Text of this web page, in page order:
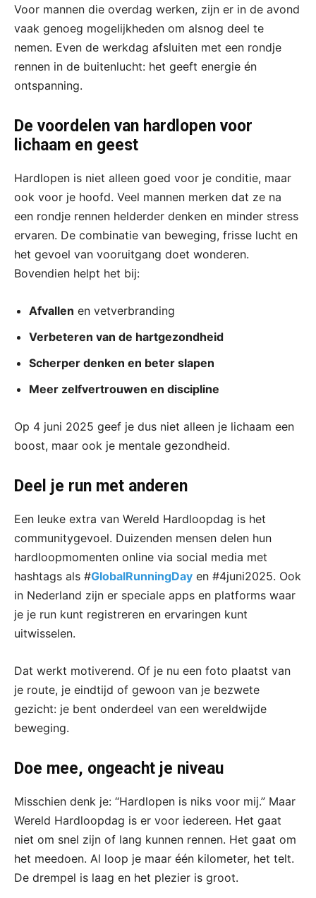
Voor mannen die overdag werken, zijn er in de avond
vaak genoeg mogelijkheden om alsnog deel te
nemen. Even de werkdag afsluiten met een rondje
rennen in de buitenlucht: het geeft energie én
ontspanning.
De voordelen van hardlopen voor
lichaam en geest
Hardlopen is niet alleen goed voor je conditie, maar
ook voor je hoofd. Veel mannen merken dat ze na
een rondje rennen helderder denken en minder stress
ervaren. De combinatie van beweging, frisse lucht en
het gevoel van vooruitgang doet wonderen.
Bovendien helpt het bij:
Afvallen en vetverbranding
Verbeteren van de hartgezondheid
Scherper denken en beter slapen
Meer zelfvertrouwen en discipline
Op 4 juni 2025 geef je dus niet alleen je lichaam een
boost, maar ook je mentale gezondheid.
Deel je run met anderen
Een leuke extra van Wereld Hardloopdag is het
communitygevoel. Duizenden mensen delen hun
hardloopmomenten online via social media met
hashtags als #GlobalRunningDay en #4juni2025. Ook
in Nederland zijn er speciale apps en platforms waar
je je run kunt registreren en ervaringen kunt
uitwisselen.
Dat werkt motiverend. Of je nu een foto plaatst van
je route, je eindtijd of gewoon van je bezwete
gezicht: je bent onderdeel van een wereldwijde
beweging.
Doe mee, ongeacht je niveau
Misschien denk je: “Hardlopen is niks voor mij.” Maar
Wereld Hardloopdag is er voor iedereen. Het gaat
niet om snel zijn of lang kunnen rennen. Het gaat om
het meedoen. Al loop je maar één kilometer, het telt.
De drempel is laag en het plezier is groot.